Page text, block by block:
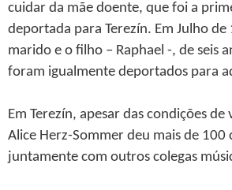
cuidar da mãe doente, que foi a
deportada para Terezín. Em Julho de
marido e o filho – Raphael -, de seis
foram igualmente deportados para
Em Terezín, apesar das condições de
Alice Herz-Sommer deu mais de 100
juntamente com outros colegas